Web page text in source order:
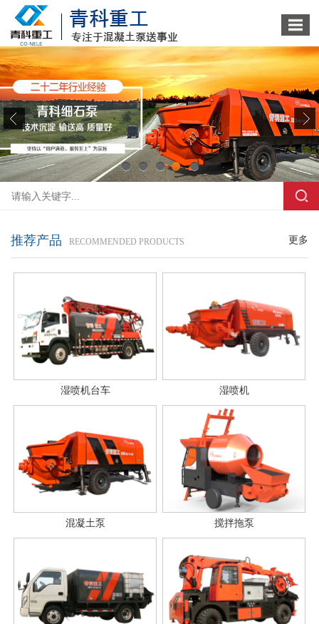
1 2 3 4 5
更多
推荐产品 RECOMMENDED PRODUCTS
湿喷机台车 湿喷机
混凝土泵 搅拌拖泵